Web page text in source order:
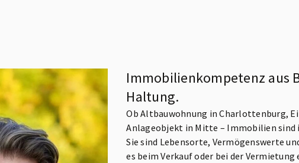
Immobilienkompetenz aus
Haltung.
Ob Altbauwohnung in Charlottenburg,
Anlageobjekt in Mitte – Immobilien sind
Sie sind Lebensorte, Vermögenswerte
es beim Verkauf oder bei der